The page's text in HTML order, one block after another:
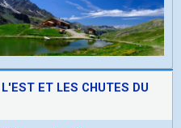
ET LES CHUTES DU